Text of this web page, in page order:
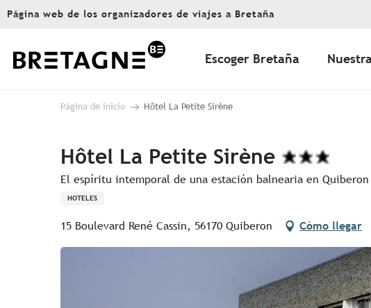
Aller
principal
Página web de los organizadores de viajes a Bretaña
Escoger Bretaña
Página de inicio Hôtel La Petite Sirène
Hôtel La Petite Sirène
El espíritu intemporal de una estación balnearia en Quiberon
HOTELES
15 Boulevard René Cassin, 56170 Quiberon Cómo llegar